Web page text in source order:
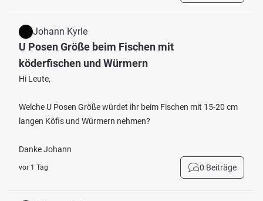
Johann Kyrle
U Posen Größe beim Fischen mit
köderfischen und Würmern
Hi Leute,
Welche U Posen Größe würdet ihr beim Fischen mit 15-20 cm
langen Köfis und Würmern nehmen?
Danke Johann
vor 1 Tag 0 Beiträge